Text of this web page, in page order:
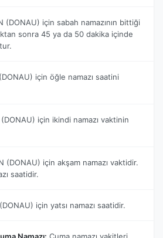
(DONAU) için sabah namazının bittiği
sonra 45 ya da 50 dakika içinde
için öğle namazı saatini
(DONAU) için ikindi namazı vaktinin
(DONAU) için akşam namazı vaktidir.
saatidir.
için yatsı namazı saatidir.
Namazı: Cuma namazı vakitleri